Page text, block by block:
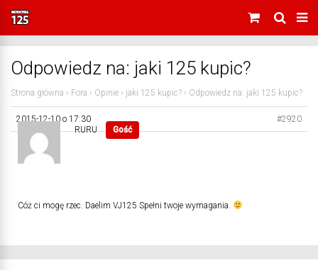
Odpowiedz na: jaki 125 kupic?
Strona główna › Fora › Opinie › jaki 125 kupic? › Odpowiedz na: jaki 125 kupic?
2015-12-10 o 17:30
#2920
RURU
Gość
Cóż ci mogę rzec. Daelim VJ125 Spełni twoje wymagania.